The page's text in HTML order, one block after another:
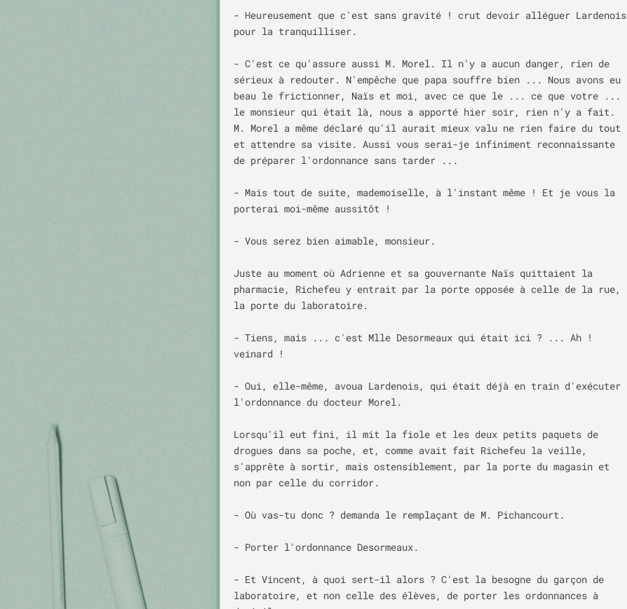
- Heureusement que c'est sans gravité ! crut devoir alléguer Lardenois
pour la tranquilliser.
- C'est ce qu'assure aussi M. Morel. Il n'y a aucun danger, rien de
sérieux à redouter. N'empêche que papa souffre bien ... Nous avons eu
beau le frictionner, Naïs et moi, avec ce que le ... ce que votre ...
le monsieur qui était là, nous a apporté hier soir, rien n'y a fait.
M. Morel a même déclaré qu'il aurait mieux valu ne rien faire du tout
et attendre sa visite. Aussi vous serai-je infiniment reconnaissante
de préparer l'ordonnance sans tarder ...
- Mais tout de suite, mademoiselle, à l'instant même ! Et je vous la
porterai moi-même aussitôt !
- Vous serez bien aimable, monsieur.
Juste au moment où Adrienne et sa gouvernante Naïs quittaient la
pharmacie, Richefeu y entrait par la porte opposée à celle de la rue,
la porte du laboratoire.
- Tiens, mais ... c'est Mlle Desormeaux qui était ici ? ... Ah !
veinard !
- Oui, elle-même, avoua Lardenois, qui était déjà en train d'exécuter
l'ordonnance du docteur Morel.
Lorsqu'il eut fini, il mit la fiole et les deux petits paquets de
drogues dans sa poche, et, comme avait fait Richefeu la veille,
s'apprête à sortir, mais ostensiblement, par la porte du magasin et
non par celle du corridor.
- Où vas-tu donc ? demanda le remplaçant de M. Pichancourt.
- Porter l'ordonnance Desormeaux.
- Et Vincent, à quoi sert-il alors ? C'est la besogne du garçon de
laboratoire, et non celle des élèves, de porter les ordonnances à